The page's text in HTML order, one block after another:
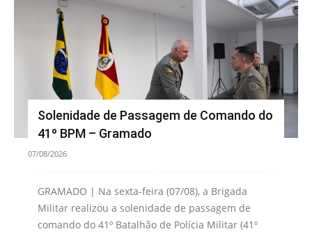
Solenidade de Passagem de Comando do
41º BPM – Gramado
07/08/2026
GRAMADO | Na sexta-feira (07/08), a Brigada
Militar realizou a solenidade de passagem de
comando do 41º Batalhão de Polícia Militar (41º